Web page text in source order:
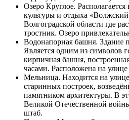
Озеро Круглое.
культуры и отдыха
Волгоградской области где
тростник. Озеро
Водонапорная башня. Здание
Является одним из символов
кирпичная башня,
часами. Расположена на
Мельница. Находится на
старинных построек,
памятником архитектуры. В
Великой Отечественной
штаб.